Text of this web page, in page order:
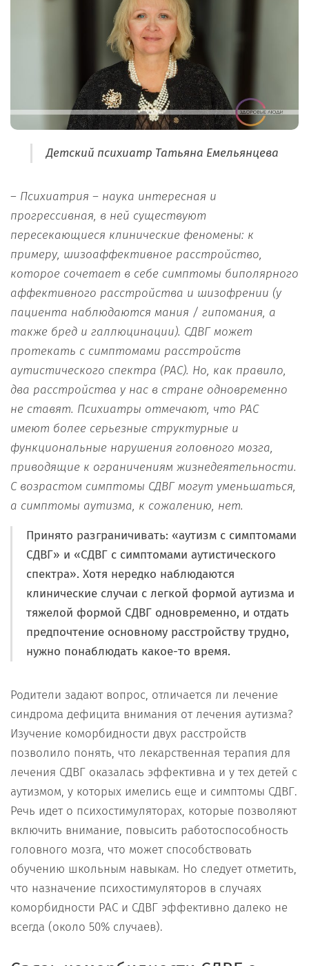
Детский психиатр Татьяна Емельянцева
– Психиатрия – наука интересная и
прогрессивная, в ней существуют
пересекающиеся клинические феномены: к
примеру, шизоаффективное расстройство,
которое сочетает в себе симптомы биполярного
аффективного расстройства и шизофрении (у
пациента наблюдаются мания / гипомания, а
также бред и галлюцинации). СДВГ может
протекать с симптомами расстройств
аутистического спектра (РАС). Но, как правило,
два расстройства у нас в стране одновременно
не ставят. Психиатры отмечают, что РАС
имеют более серьезные структурные и
функциональные нарушения головного мозга,
приводящие к ограничениям жизнедеятельности.
С возрастом симптомы СДВГ могут уменьшаться,
а симптомы аутизма, к сожалению, нет.
Принято разграничивать: «аутизм с симптомами
СДВГ» и «СДВГ с симптомами аутистического
спектра». Хотя нередко наблюдаются
клинические случаи с легкой формой аутизма и
тяжелой формой СДВГ одновременно, и отдать
предпочтение основному расстройству трудно,
нужно понаблюдать какое-то время.
Родители задают вопрос, отличается ли лечение
синдрома дефицита внимания от лечения аутизма?
Изучение коморбидности двух расстройств
позволило понять, что лекарственная терапия для
лечения СДВГ оказалась эффективна и у тех детей с
аутизмом, у которых имелись еще и симптомы СДВГ.
Речь идет о психостимуляторах, которые позволяют
включить внимание, повысить работоспособность
головного мозга, что может способствовать
обучению школьным навыкам. Но следует отметить,
что назначение психостимуляторов в случаях
коморбидности РАС и СДВГ эффективно далеко не
всегда (около 50% случаев).